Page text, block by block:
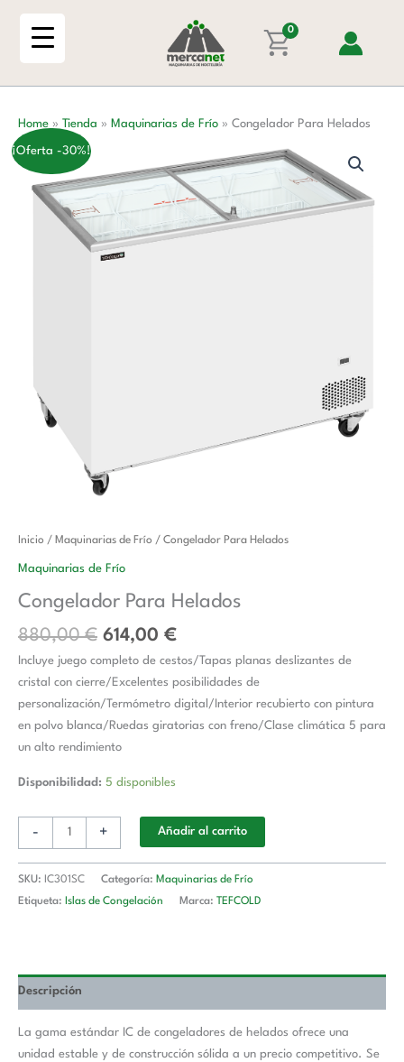
0
Home » Tienda » Maquinarias de Frío » Congelador Para Helados
¡Oferta -30%!
Inicio / Maquinarias de Frío / Congelador Para Helados
Maquinarias de Frío
Congelador Para Helados
880,00€
El
precio
era:
880,00 €.
614,00 €
El
es:
614,00 €.
Incluye juego completo de cestos/Tapas planas deslizantes de
cristal con cierre/Excelentes posibilidades de
personalización/Termómetro digital/Interior recubierto con pintura
en polvo blanca/Ruedas giratorias con freno/Clase climática 5 para
un alto rendimiento
Disponibilidad: 5 disponibles
-
Congelador
Para
cantidad
+ Añadir al carrito
SKU: IC301SC Categoría: Maquinarias de Frío
Etiqueta: Islas de Congelación Marca: TEFCOLD
Descripción
La gama estándar IC de congeladores de helados ofrece una
unidad estable y de construcción sólida a un precio competitivo. Se